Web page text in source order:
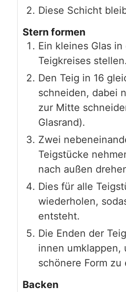
Diese Schicht
Stern formen
Ein kleines Glas
Teigkreises stellen.
Den Teig in 16
schneiden, dabei
zur Mitte
Glasrand).
Zwei
Teigstücke
nach außen
Dies für alle
wiederholen,
entsteht.
Die Enden der
innen umklappen,
schönere Form zu
Backen